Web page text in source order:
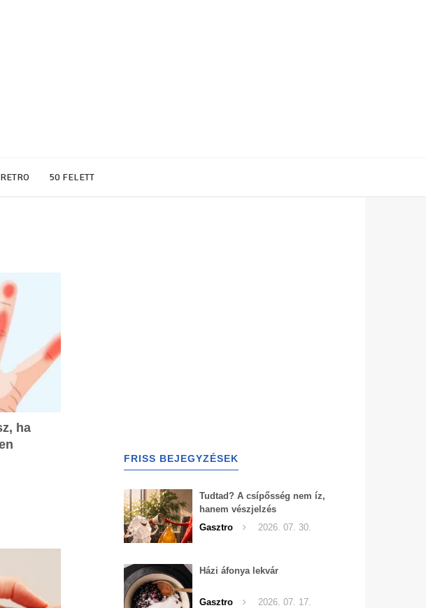
RETRO 50 FELETT
ha
FRISS BEJEGYZÉSEK
Tudtad? A csípősség nem íz,
hanem vészjelzés
Gasztro
2026. 07. 30.
Házi áfonya lekvár
Gasztro 2026. 07. 17.